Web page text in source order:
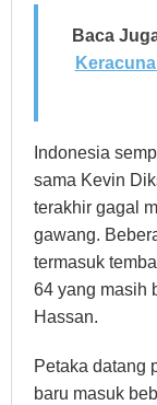
Baca
Indonesia
sama Kevin
terakhir gagal
gawang.
termasuk
64 yang masih
Hassan.
Petaka datang
baru masuk